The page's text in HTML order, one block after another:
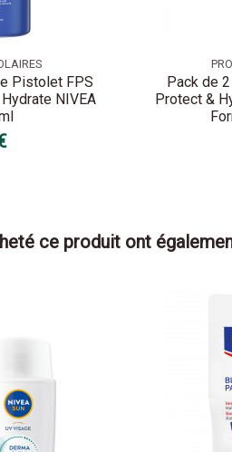
Pistolet FPS
NIVEA
Pack de
Protect &
ce produit ont